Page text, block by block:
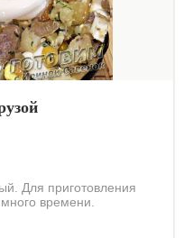
Для приготовления
времени.